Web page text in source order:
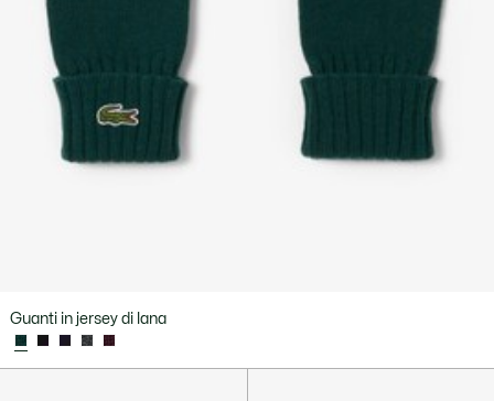
Guanti in jersey di lana